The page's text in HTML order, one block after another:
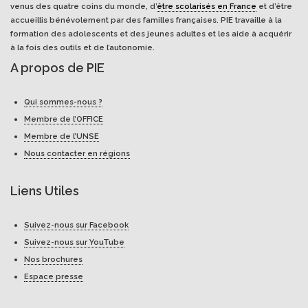
venus des quatre coins du monde, d’être scolarisés en France et d’être
accueillis bénévolement par des familles françaises. PIE travaille à la
formation des adolescents et des jeunes adultes et les aide à acquérir
à la fois des outils et de l’autonomie.
A propos de PIE
Qui sommes-nous ?
Membre de l’OFFICE
Membre de l’UNSE
Nous contacter en régions
Liens Utiles
Suivez-nous sur Facebook
Suivez-nous sur YouTube
Nos brochures
Espace presse